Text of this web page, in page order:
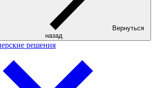
Вернуться
назад
решения